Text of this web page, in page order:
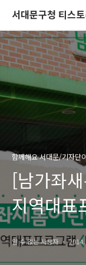
서대문구청 티스
함께해요 서대문/기자단
[남가좌
지역대표
책읽기>
알 수 없는 사용자